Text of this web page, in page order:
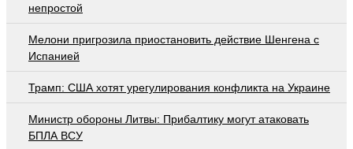
непростой
Мелони пригрозила приостановить действие Шенгена с
Испанией
Трамп: США хотят урегулирования конфликта на Украине
Министр обороны Литвы: Прибалтику могут атаковать
БПЛА ВСУ